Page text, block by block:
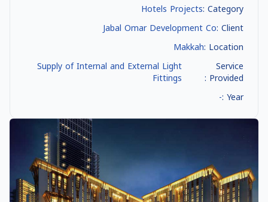
Category :
Hotels Projects
Client :
Jabal Omar Development Co
Location :
Makkah
Service
Provided :
Supply of Internal and External Light
Fittings
Year :
-